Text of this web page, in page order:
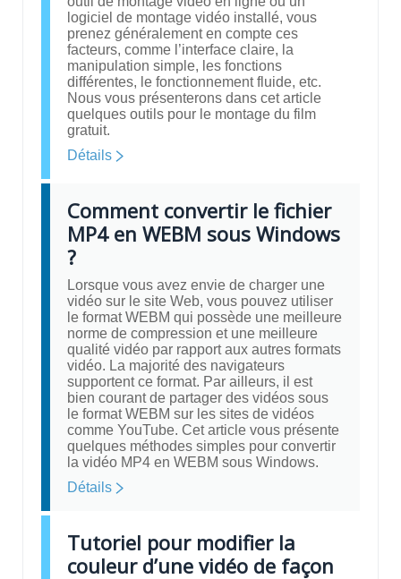
logiciel de montage vidéo installé, vous
prenez généralement en compte ces
facteurs, comme l’interface claire, la
manipulation simple, les fonctions
différentes, le fonctionnement fluide, etc.
Nous vous présenterons dans cet article
quelques outils pour le montage du film
gratuit.
Détails
Comment convertir le fichier
MP4 en WEBM sous Windows
?
Lorsque vous avez envie de charger une
vidéo sur le site Web, vous pouvez utiliser
le format WEBM qui possède une meilleure
norme de compression et une meilleure
qualité vidéo par rapport aux autres formats
vidéo. La majorité des navigateurs
supportent ce format. Par ailleurs, il est
bien courant de partager des vidéos sous
le format WEBM sur les sites de vidéos
comme YouTube. Cet article vous présente
quelques méthodes simples pour convertir
la vidéo MP4 en WEBM sous Windows.
Détails
Tutoriel pour modifier la
couleur d’une vidéo de façon